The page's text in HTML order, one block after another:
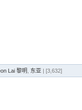
Lai 黎明 东亚 | [3,632]